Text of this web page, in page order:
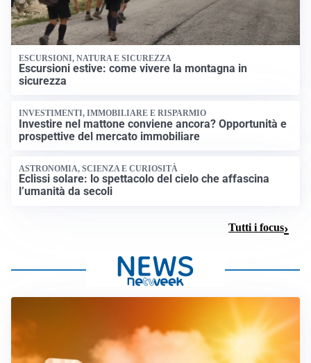
ESCURSIONI, NATURA E SICUREZZA
Escursioni estive: come vivere la montagna in
sicurezza
INVESTIMENTI, IMMOBILIARE E RISPARMIO
Investire nel mattone conviene ancora? Opportunità e
prospettive del mercato immobiliare
ASTRONOMIA, SCIENZA E CURIOSITÀ
Eclissi solare: lo spettacolo del cielo che affascina
l’umanità da secoli
Tutti i focus